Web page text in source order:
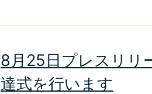
8月25日プレスリリ
達式を行います